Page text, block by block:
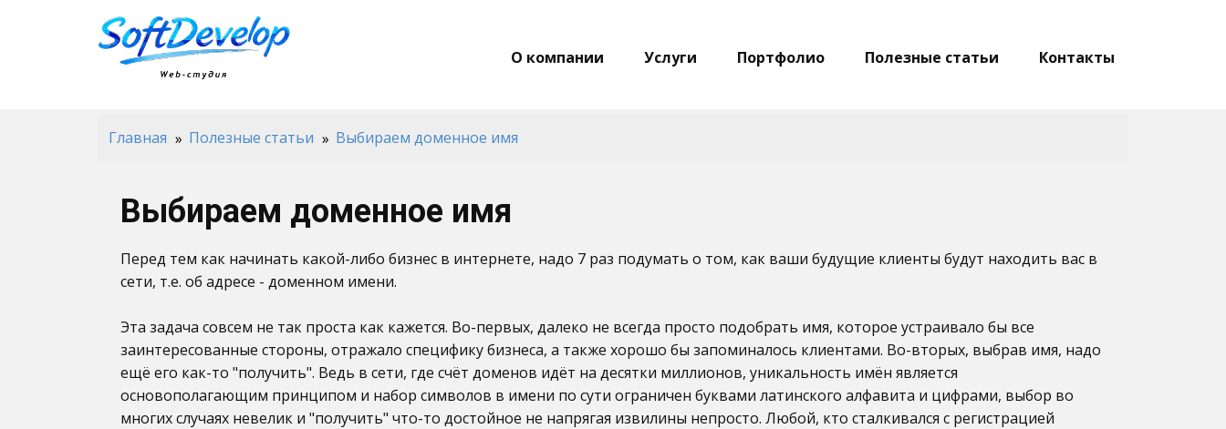
О компании Услуги Портфолио Полезные статьи Контакты
Главная Полезные статьи Выбираем доменное имя
Выбираем доменное имя
Перед тем как начинать какой-либо бизнес в интернете, надо 7 раз подумать о том, как ваши будущие клиенты будут находить вас в
сети, т.е. об адресе - доменном имени.
Эта задача совсем не так проста как кажется. Во-первых, далеко не всегда просто подобрать имя, которое устраивало бы все
заинтересованные стороны, отражало специфику бизнеса, а также хорошо бы запоминалось клиентами. Во-вторых, выбрав имя, надо
ещё его как-то "получить". Ведь в сети, где счёт доменов идёт на десятки миллионов, уникальность имён является
основополагающим принципом и набор символов в имени по сути ограничен буквами латинского алфавита и цифрами, выбор во
многих случаях невелик и "получить" что-то достойное не напрягая извилины непросто. Любой, кто сталкивался с регистрацией